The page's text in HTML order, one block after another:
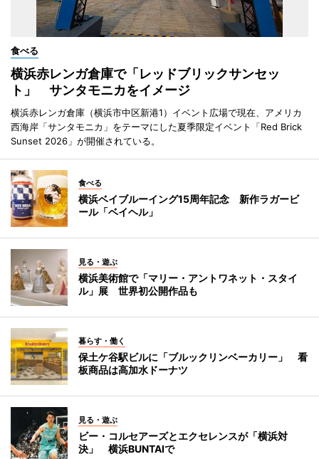
食べる
横浜赤レンガ倉庫で「レッドブリックサンセッ
ト」 サンタモニカをイメージ
横浜赤レンガ倉庫（横浜市中区新港1）イベント広場で現在、アメリカ
西海岸「サンタモニカ」をテーマにした夏季限定イベント「Red Brick
Sunset 2026」が開催されている。
食べる
横浜ベイブルーイング15周年記念 新作ラガービ
ール「ベイヘル」
見る・遊ぶ
横浜美術館で「マリー・アントワネット・スタイ
ル」展 世界初公開作品も
暮らす・働く
保土ケ谷駅ビルに「ブルックリンベーカリー」 看
板商品は高加水ドーナツ
見る・遊ぶ
ビー・コルセアーズとエクセレンスが「横浜対
決」 横浜BUNTAIで